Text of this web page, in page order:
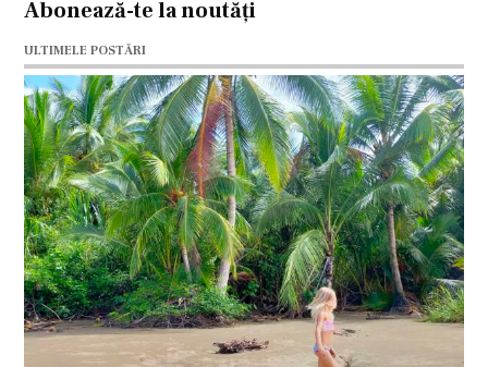
Abonează-te la noutăți
ULTIMELE POSTĂRI